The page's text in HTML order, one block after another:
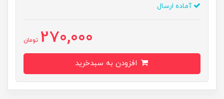
آماده ارسال
270,000 تومان